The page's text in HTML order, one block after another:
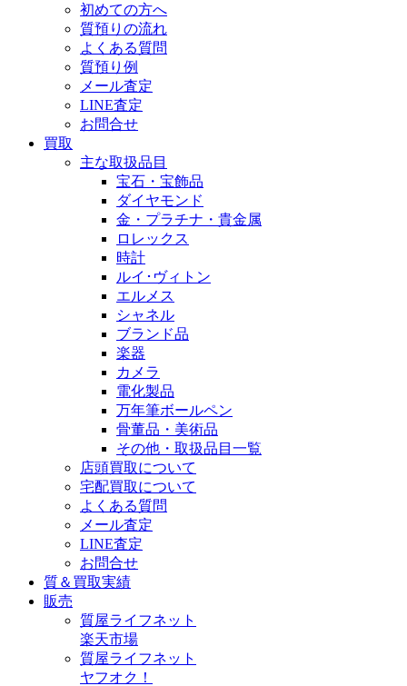
初めての方へ
質預りの流れ
よくある質問
質預り例
メール査定
LINE査定
お問合せ
買取
主な取扱品目
宝石・宝飾品
ダイヤモンド
金・プラチナ・貴金属
ロレックス
時計
ルイ･ヴィトン
エルメス
シャネル
ブランド品
楽器
カメラ
電化製品
万年筆ボールペン
骨董品・美術品
その他・取扱品目一覧
店頭買取について
宅配買取について
よくある質問
メール査定
LINE査定
お問合せ
質＆買取実績
販売
質屋ライフネット
楽天市場
質屋ライフネット
ヤフオク！